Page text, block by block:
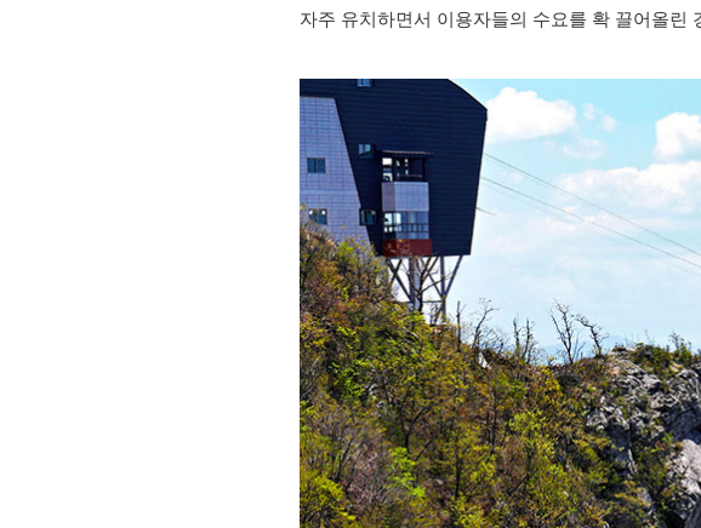
자주 유치하면서 이용자들의 수요를 확 끌어올린